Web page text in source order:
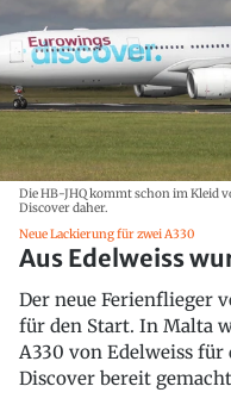
Die HB-JHQ kommt schon im Kleid
Discover daher.
Neue Lackierung für zwei A330
Aus Edelweiss
Der neue Ferienflieger
für den Start. In Malta
A330 von Edelweiss
Discover bereit